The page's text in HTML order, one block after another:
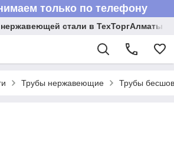
только по телефону
стали в ТехТоргАлматы
Трубы нержавеющие Трубы